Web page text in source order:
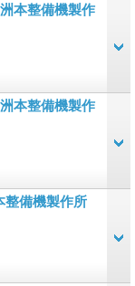
本整備機製作
本整備機製作
備機製作所